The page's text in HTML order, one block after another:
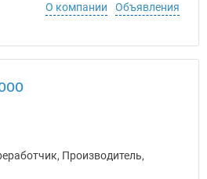
О компании
Объявления
Производитель,